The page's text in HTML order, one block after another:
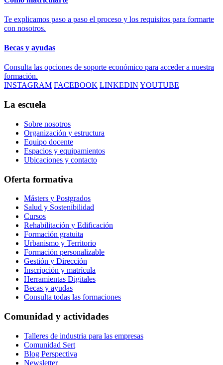
Te explicamos paso a paso el proceso y los requisitos para formarte
con nosotros.
Becas y ayudas
Consulta las opciones de soporte económico para acceder a nuestra
formación.
INSTAGRAM FACEBOOK LINKEDIN YOUTUBE
La escuela
Sobre nosotros
Organización y estructura
Equipo docente
Espacios y equipamientos
Ubicaciones y contacto
Oferta formativa
Másters y Postgrados
Salud y Sostenibilidad
Cursos
Rehabilitación y Edificación
Formación gratuita
Urbanismo y Territorio
Formación personalizable
Gestión y Dirección
Inscripción y matrícula
Herramientas Digitales
Becas y ayudas
Consulta todas las formaciones
Comunidad y actividades
Talleres de industria para las empresas
Comunidad Sert
Blog Perspectiva
Newsletter